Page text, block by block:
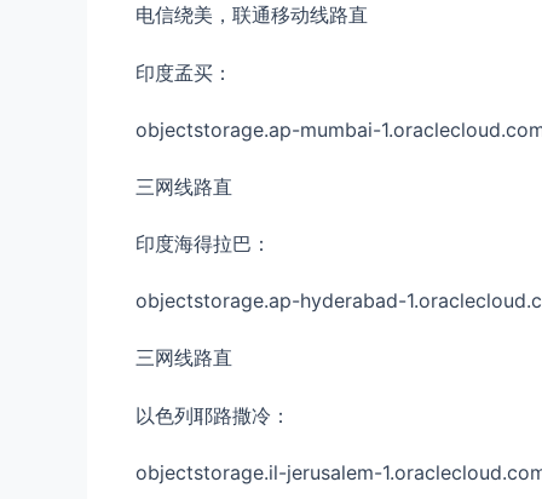
电信绕美，联通移动线路直
印度孟买：
objectstorage.ap-mumbai-
三网线路直
印度海得拉巴：
objectstorage.ap-hyderabad-
三网线路直
以色列耶路撒冷：
objectstorage.il-jerusalem-